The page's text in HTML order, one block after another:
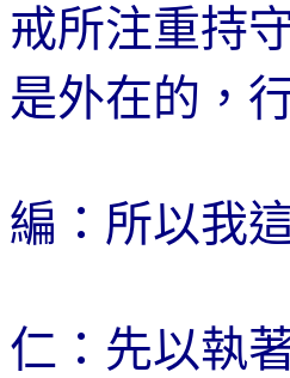
戒所注重持
是外在的，
編：所以我
仁：先以執